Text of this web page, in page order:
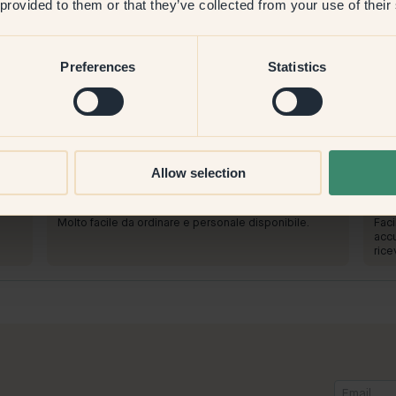
to them or that they’ve collected from your use of
Preferences Statistics
Allow selection
Molto semplice. Sono così soddisfatto del risultato.
Molto facile da ordinare e personale disponibile.